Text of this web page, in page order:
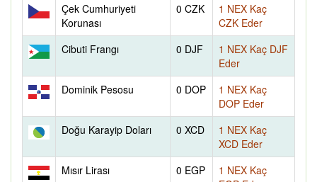
Çek Cumhuriyeti
Korunası
0 CZK
1 NEX Kaç
CZK Eder
Cibuti Frangı
0 DJF
1 NEX Kaç DJF
Eder
Dominik Pesosu
0 DOP
1 NEX Kaç
DOP Eder
Doğu Karayip Doları
0 XCD
1 NEX Kaç
XCD Eder
Mısır Lirası
0 EGP
1 NEX Kaç